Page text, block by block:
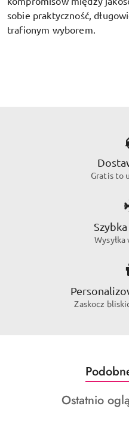
sobie praktyczność,
trafionym wyborem.
Gratis to
Zaskocz
Pomiń karuzelę
o
statusie:
Produkty
Ostatnio